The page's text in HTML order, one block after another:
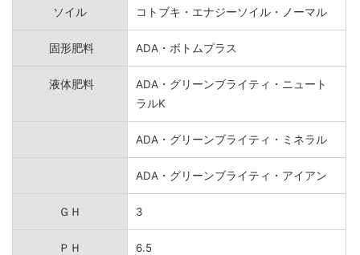
ソイル コトブキ・エナジーソイル・ノーマル
固形肥料 ADA・ボトムプラス
液体肥料
ADA・グリーンブライティ・ニュート
ラルK
ADA・グリーンブライティ・ミネラル
ADA・グリーンブライティ・アイアン
ＧＨ 3
ＰＨ 6.5